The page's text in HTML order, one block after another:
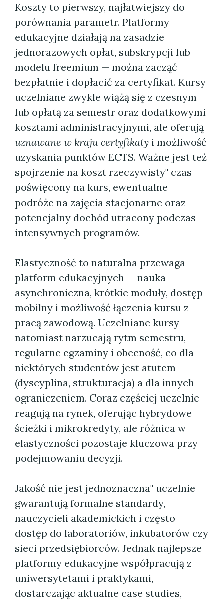
Koszty to pierwszy, najłatwiejszy do
porównania parametr. Platformy
edukacyjne działają na zasadzie
jednorazowych opłat, subskrypcji lub
modelu freemium — można zacząć
bezpłatnie i dopłacić za certyfikat. Kursy
uczelniane zwykle wiążą się z czesnym
lub opłatą za semestr oraz dodatkowymi
kosztami administracyjnymi, ale oferują
uznawane w kraju certyfikaty i możliwość
uzyskania punktów ECTS. Ważne jest też
spojrzenie na koszt rzeczywisty" czas
poświęcony na kurs, ewentualne
podróże na zajęcia stacjonarne oraz
potencjalny dochód utracony podczas
intensywnych programów.
Elastyczność to naturalna przewaga
platform edukacyjnych — nauka
asynchroniczna, krótkie moduły, dostęp
mobilny i możliwość łączenia kursu z
pracą zawodową. Uczelniane kursy
natomiast narzucają rytm semestru,
regularne egzaminy i obecność, co dla
niektórych studentów jest atutem
(dyscyplina, strukturacja) a dla innych
ograniczeniem. Coraz częściej uczelnie
reagują na rynek, oferując hybrydowe
ścieżki i mikrokredyty, ale różnica w
elastyczności pozostaje kluczowa przy
podejmowaniu decyzji.
Jakość nie jest jednoznaczna" uczelnie
gwarantują formalne standardy,
nauczycieli akademickich i często
dostęp do laboratoriów, inkubatorów czy
sieci przedsiębiorców. Jednak najlepsze
platformy edukacyjne współpracują z
uniwersytetami i praktykami,
dostarczając aktualne case studies,